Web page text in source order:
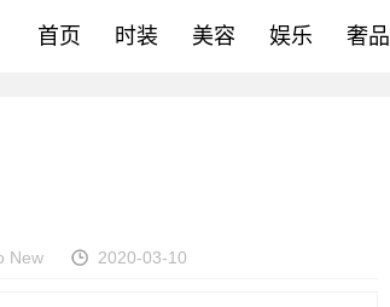
首页 时装 美容 娱乐 奢品
New 2020-03-10